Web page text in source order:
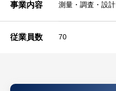
事業内容 測量・調査・設計
従業員数 70